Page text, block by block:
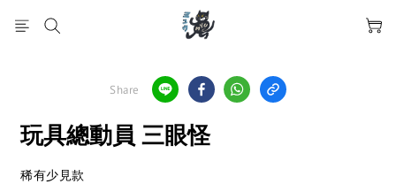
Share
玩具總動員 三眼怪
稀有少見款